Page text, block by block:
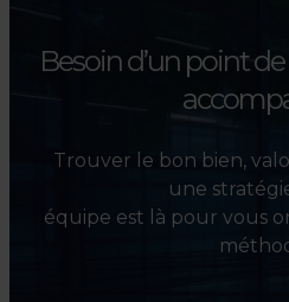
Besoin d’un point
Trouver le bon bien,
une
équipe est là pour vous